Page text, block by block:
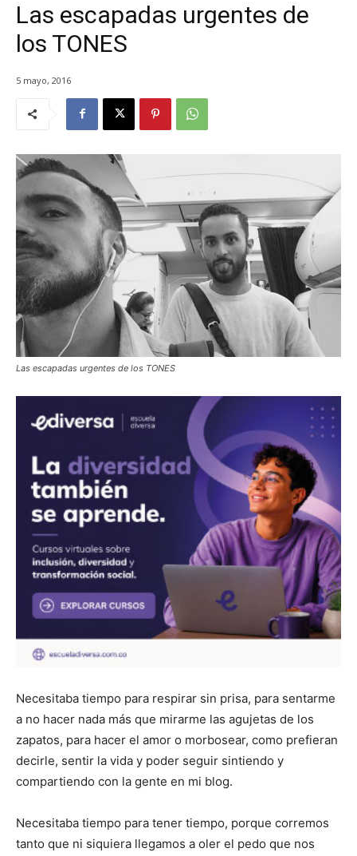
Las escapadas urgentes de
los TONES
5 mayo, 2016
Las escapadas urgentes de los TONES
Necesitaba tiempo para respirar sin prisa, para sentarme
a no hacer nada más que mirarme las agujetas de los
zapatos, para hacer el amor o morbosear, como prefieran
decirle, sentir la vida y poder seguir sintiendo y
compartiendo con la gente en mi blog.
Necesitaba tiempo para tener tiempo, porque corremos
tanto que ni siquiera llegamos a oler el pedo que nos